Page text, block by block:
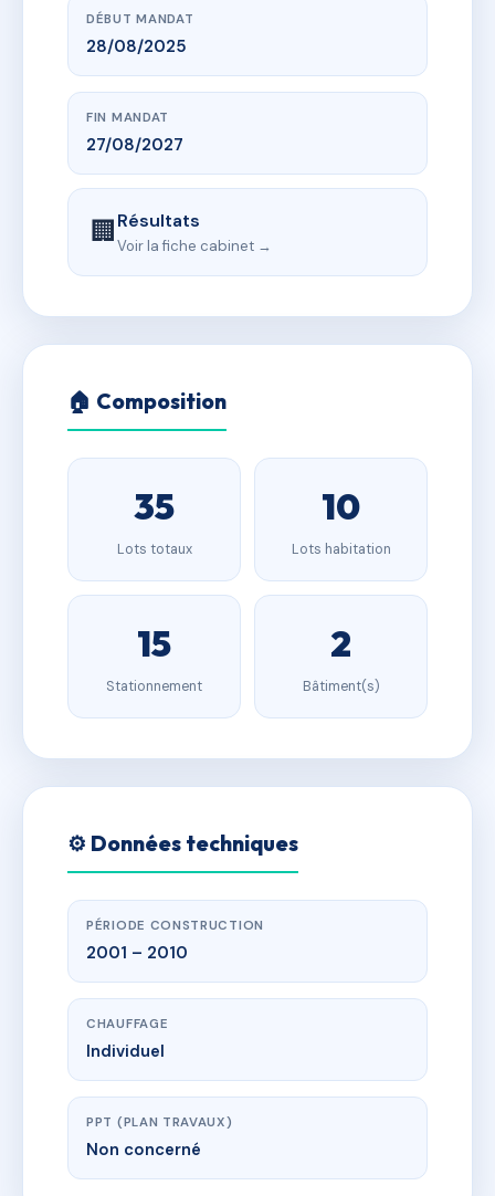
DÉBUT MANDAT
28/08/2025
FIN MANDAT
27/08/2027
🏢Résultats
Voir la fiche cabinet →
🏠 Composition
35
Lots totaux
10
Lots habitation
15
Stationnement
2
Bâtiment(s)
⚙️ Données techniques
PÉRIODE CONSTRUCTION
2001 – 2010
CHAUFFAGE
Individuel
PPT (PLAN TRAVAUX)
Non concerné